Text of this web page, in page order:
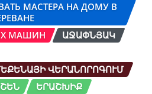
МАСТЕРА НА ДОМУ В
МАШИН
ԱՋԱՓՆՅԱԿ
ՎԵՐԱՆՈՐՈԳՈՒՄ
ԵՐԱՇԽԻՔ